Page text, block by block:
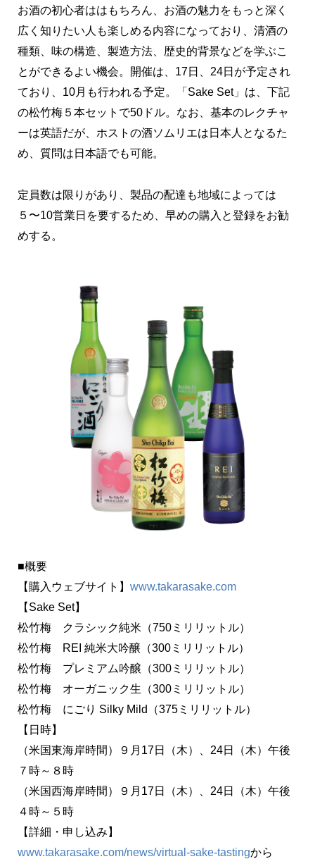
お酒の初心者ははもちろん、お酒の魅力をもっと深く
広く知りたい人も楽しめる内容になっており、清酒の
種類、味の構造、製造方法、歴史的背景などを学ぶこ
とができるよい機会。開催は、17日、24日が予定され
ており、10月も行われる予定。「Sake Set」は、下記
の松竹梅５本セットで50ドル。なお、基本のレクチャ
ーは英語だが、ホストの酒ソムリエは日本人となるた
め、質問は日本語でも可能。
定員数は限りがあり、製品の配達も地域によっては
５〜10営業日を要するため、早めの購入と登録をお勧
めする。
■概要
【購入ウェブサイト】 www.takarasake.com
【Sake Set】
松竹梅 クラシック純米（750ミリリットル）
松竹梅 REI 純米大吟醸（300ミリリットル）
松竹梅 プレミアム吟醸（300ミリリットル）
松竹梅 オーガニック生（300ミリリットル）
松竹梅 にごり Silky Mild（375ミリリットル）
【日時】
（米国東海岸時間）９月17日（木）、24日（木）午後
７時～８時
（米国西海岸時間）９月17日（木）、24日（木）午後
４時～５時
【詳細・申し込み】
www.takarasake.com/news/virtual-sake-tastingから